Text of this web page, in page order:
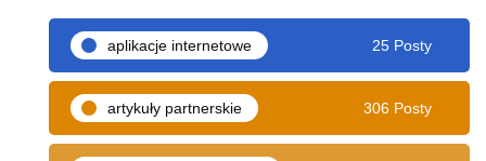
aplikacje internetowe 25 Posty
artykuły partnerskie 306 Posty